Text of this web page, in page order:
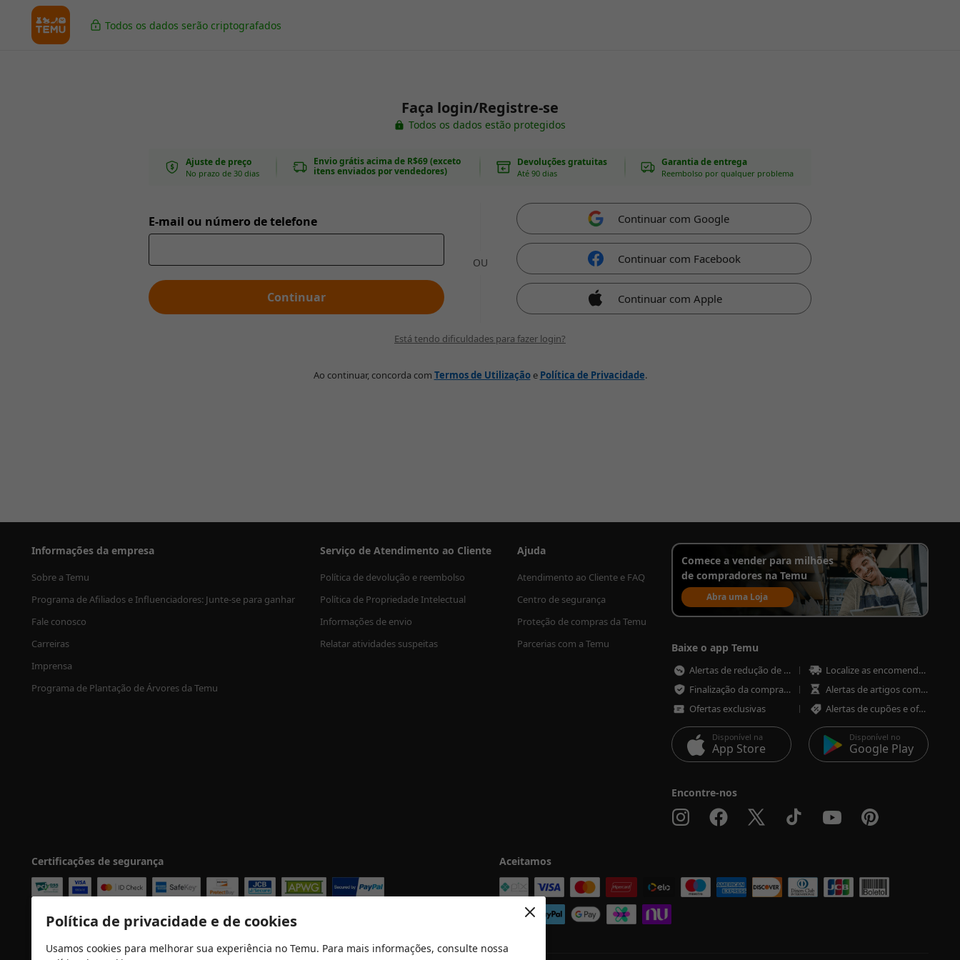
Todos os dados serão criptografados
Faça login/Registre-se
Todos os dados estão protegidos
Ajuste de preço
No prazo de 30 dias
Envio grátis acima de R$69 (exceto
itens enviados por vendedores)
Devoluções gratuitas
Até 90 dias
Garantia de entrega
Reembolso por qualquer problema
E-mail ou número de telefone
Continuar
OU
Continuar com Google
Continuar com Facebook
Continuar com Apple
Está tendo dificuldades para fazer login?
Ao continuar, concorda com Termos de Utilizaçãoe Política de Privacidade.
Informações da empresa
Sobre a Temu
Programa de Afiliados e Influenciadores: Junte-se para ganhar
Fale conosco
Carreiras
Imprensa
Programa de Plantação de Árvores da Temu
Serviço de Atendimento ao Cliente
Política de devolução e reembolso
Política de Propriedade Intelectual
Informações de envio
Relatar atividades suspeitas
Ajuda
Atendimento ao Cliente e FAQ
Centro de segurança
Proteção de compras da Temu
Parcerias com a Temu
Comece a vender para milhões
de compradores na Temu
Abra uma Loja
Baixe o app Temu
Alertas de redução de preço
Localize as encomendas em qualquer altura
Finalização da compra mais rápida e segura
Alertas de artigos com pouco stock
Ofertas exclusivas
Alertas de cupões e ofertas
Disponível na
App Store
Disponível no
Google Play
Encontre-nos
Certificações de segurança Aceitamos
Política de privacidade e de cookies
Usamos cookies para melhorar sua experiência no Temu. Para mais informações, consulte nossa